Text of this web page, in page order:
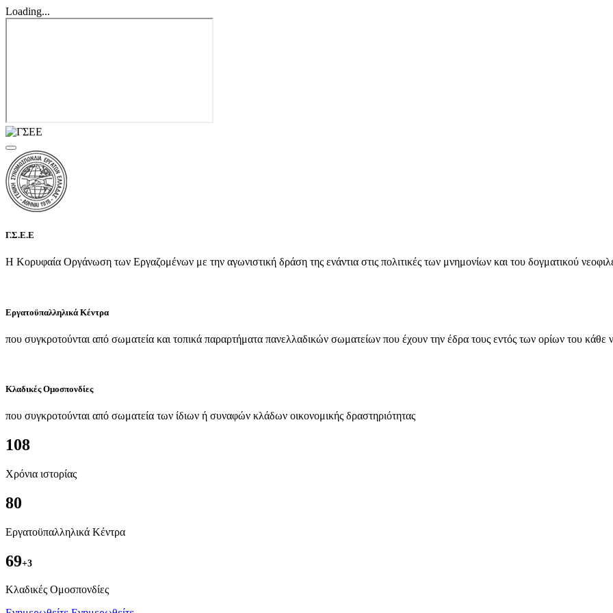
Loading...
Γ.Σ.Ε.Ε
Η Κορυφαία Οργάνωση των Εργαζομένων με την αγωνιστική δράση της ενάντια στις πολιτικές των μνημονίων και του δογματικού
Εργατοϋπαλληλικά Κέντρα
που συγκροτούνται από σωματεία και τοπικά παραρτήματα πανελλαδικών σωματείων που έχουν την έδρα τους εντός των ορίων του κάθε
Κλαδικές Ομοσπονδίες
που συγκροτούνται από σωματεία των ίδιων ή συναφών κλάδων οικονομικής δραστηριότητας
108
Χρόνια ιστορίας
80
Εργατοϋπαλληλικά Κέντρα
69+3
Kλαδικές Ομοσπονδίες